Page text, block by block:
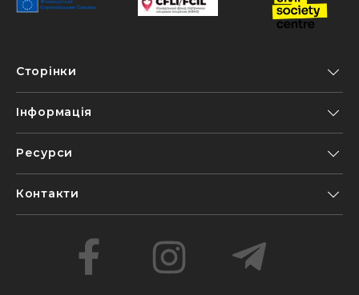
Сторінки
Інформація
Ресурси
Контакти